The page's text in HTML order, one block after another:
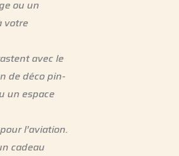
ou un
votre
avec le
de déco pin-
un espace
l’aviation.
cadeau